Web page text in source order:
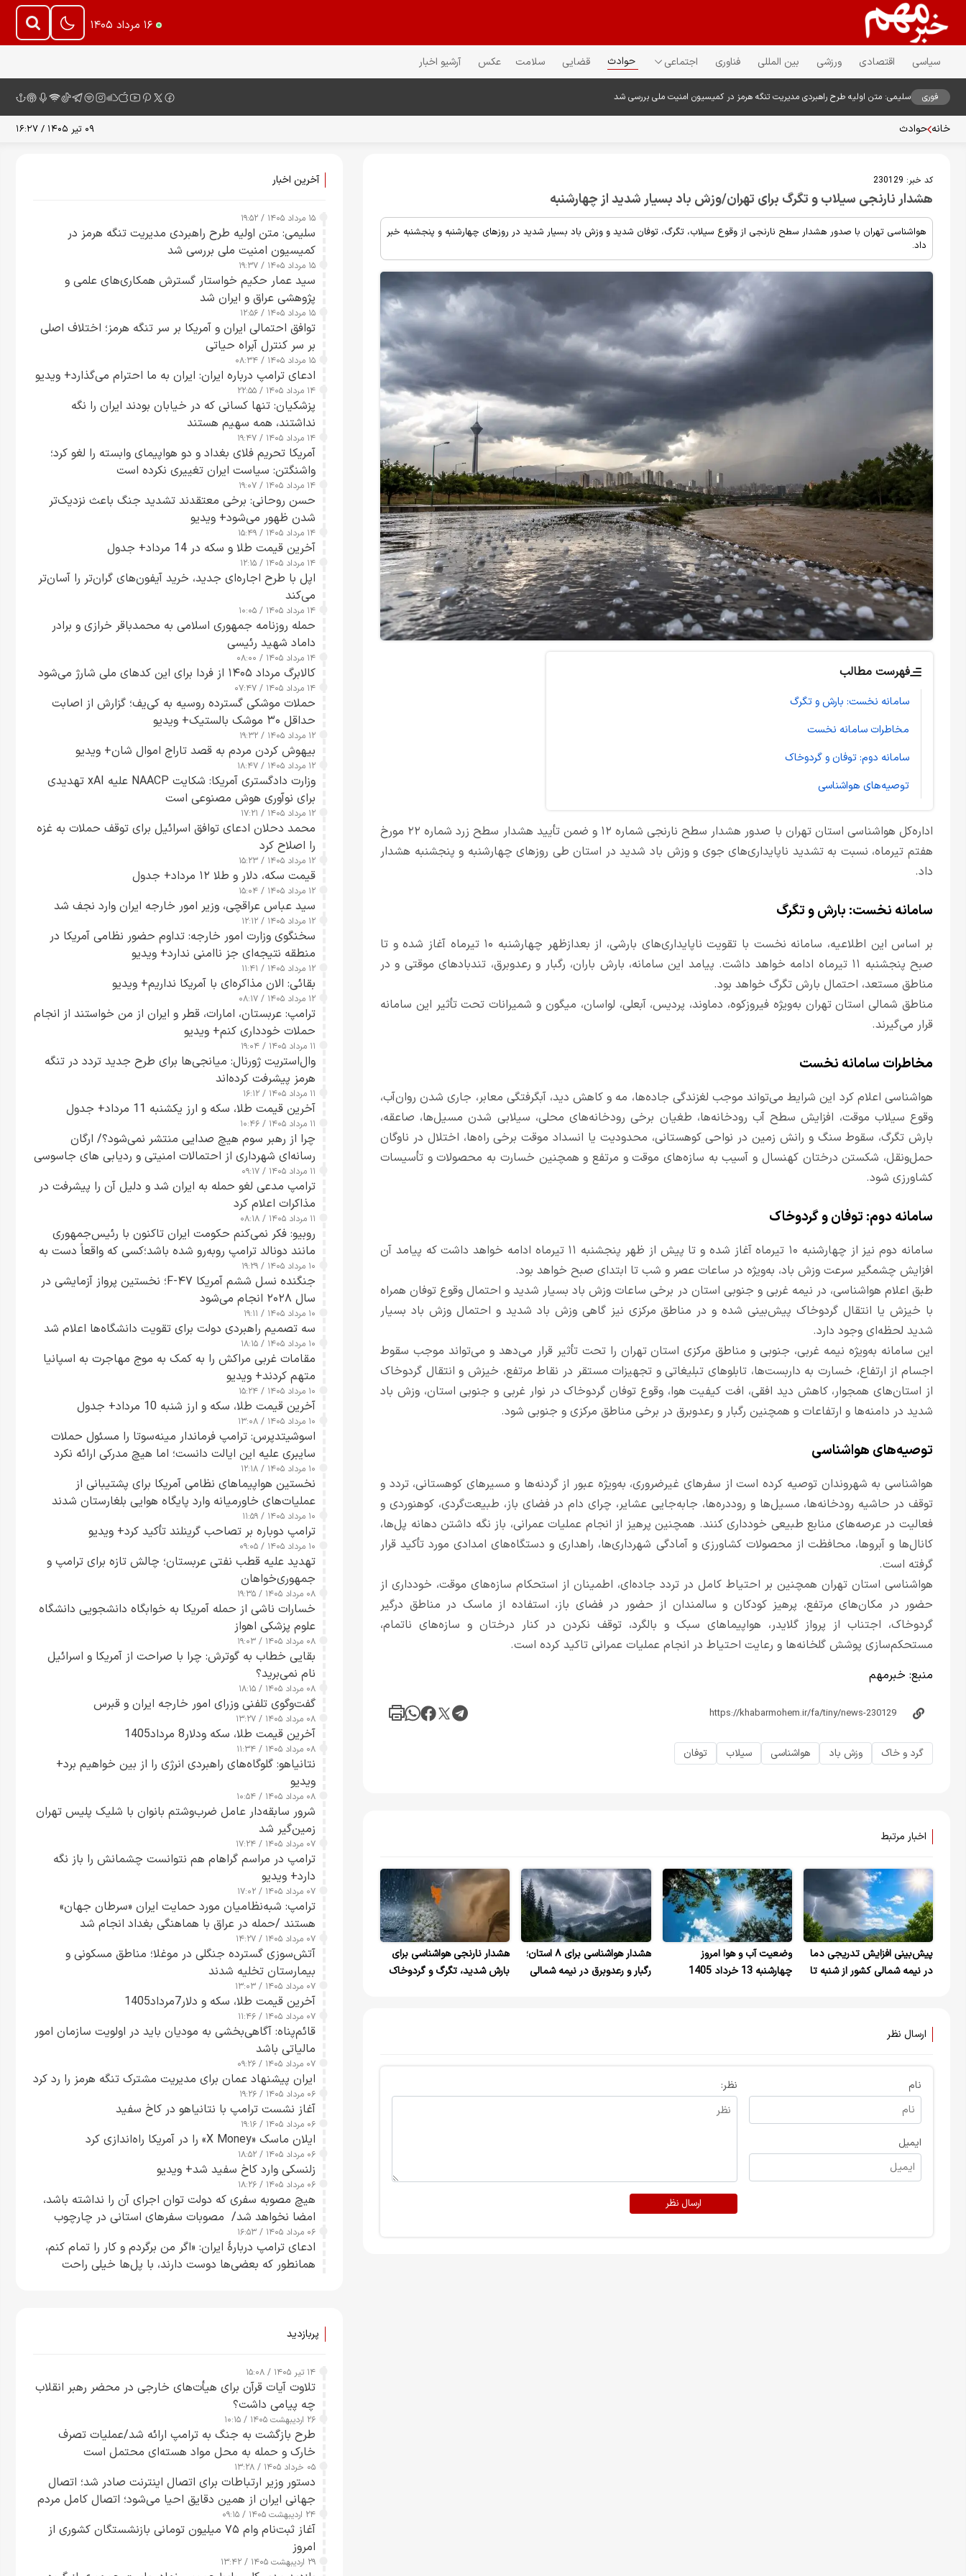
۱۶ مرداد ۱۴۰۵
سیاسی اقتصادی ورزشی بین المللی فناوری اجتماعی حوادث قضایی سلامت عکس آرشیو اخبار
فوری سلیمی: متن اولیه طرح راهبردی مدیریت تنگه هرمز در کمیسیون امنیت ملی بررسی شد
خانه حوادث ۰۹ تیر ۱۴۰۵ / ۱۶:۲۷
کد خبر: 230129
هشدار نارنجی سیلاب و تگرگ برای تهران/وزش باد بسیار شدید از چهارشنبه
هواشناسی تهران با صدور هشدار سطح نارنجی از وقوع سیلاب، تگرگ، توفان شدید و وزش باد بسیار شدید در روزهای چهارشنبه و پنجشنبه خبر
داد.
فهرست مطالب
سامانه نخست: بارش و تگرگ
مخاطرات سامانه نخست
سامانه دوم: توفان و گردوخاک
توصیه‌های هواشناسی
اداره‌کل هواشناسی استان تهران با صدور هشدار سطح نارنجی شماره ۱۲ و ضمن تأیید هشدار سطح زرد شماره ۲۲ مورخ
هفتم تیرماه، نسبت به تشدید ناپایداری‌های جوی و وزش باد شدید در استان طی روزهای چهارشنبه و پنجشنبه هشدار
داد.
سامانه نخست: بارش و تگرگ
بر اساس این اطلاعیه، سامانه نخست با تقویت ناپایداری‌های بارشی، از بعدازظهر چهارشنبه ۱۰ تیرماه آغاز شده و تا
صبح پنجشنبه ۱۱ تیرماه ادامه خواهد داشت. پیامد این سامانه، بارش باران، رگبار و رعدوبرق، تندبادهای موقتی و در
مناطق مستعد، احتمال بارش تگرگ خواهد بود.
مناطق شمالی استان تهران به‌ویژه فیروزکوه، دماوند، پردیس، آبعلی، لواسان، میگون و شمیرانات تحت تأثیر این سامانه
قرار می‌گیرند.
مخاطرات سامانه نخست
هواشناسی اعلام کرد این شرایط می‌تواند موجب لغزندگی جاده‌ها، مه و کاهش دید، آبگرفتگی معابر، جاری شدن روان‌آب،
وقوع سیلاب موقت، افزایش سطح آب رودخانه‌ها، طغیان برخی رودخانه‌های محلی، سیلابی شدن مسیل‌ها، صاعقه،
بارش تگرگ، سقوط سنگ و رانش زمین در نواحی کوهستانی، محدودیت یا انسداد موقت برخی راه‌ها، اختلال در ناوگان
حمل‌ونقل، شکستن درختان کهنسال و آسیب به سازه‌های موقت و مرتفع و همچنین خسارت به محصولات و تأسیسات
کشاورزی شود.
سامانه دوم: توفان و گردوخاک
سامانه دوم نیز از چهارشنبه ۱۰ تیرماه آغاز شده و تا پیش از ظهر پنجشنبه ۱۱ تیرماه ادامه خواهد داشت که پیامد آن
افزایش چشمگیر سرعت وزش باد، به‌ویژه در ساعات عصر و شب تا ابتدای صبح خواهد بود.
طبق اعلام هواشناسی، در نیمه غربی و جنوبی استان در برخی ساعات وزش باد بسیار شدید و احتمال وقوع توفان همراه
با خیزش یا انتقال گردوخاک پیش‌بینی شده و در مناطق مرکزی نیز گاهی وزش باد شدید و احتمال وزش باد بسیار
شدید لحظه‌ای وجود دارد.
این سامانه به‌ویژه نیمه غربی، جنوبی و مناطق مرکزی استان تهران را تحت تأثیر قرار می‌دهد و می‌تواند موجب سقوط
اجسام از ارتفاع، خسارت به داربست‌ها، تابلوهای تبلیغاتی و تجهیزات مستقر در نقاط مرتفع، خیزش و انتقال گردوخاک
از استان‌های همجوار، کاهش دید افقی، افت کیفیت هوا، وقوع توفان گردوخاک در نوار غربی و جنوبی استان، وزش باد
شدید در دامنه‌ها و ارتفاعات و همچنین رگبار و رعدوبرق در برخی مناطق مرکزی و جنوبی شود.
توصیه‌های هواشناسی
هواشناسی به شهروندان توصیه کرده است از سفرهای غیرضروری، به‌ویژه عبور از گردنه‌ها و مسیرهای کوهستانی، تردد و
توقف در حاشیه رودخانه‌ها، مسیل‌ها و روددره‌ها، جابه‌جایی عشایر، چرای دام در فضای باز، طبیعت‌گردی، کوهنوردی و
فعالیت در عرصه‌های منابع طبیعی خودداری کنند. همچنین پرهیز از انجام عملیات عمرانی، باز نگه داشتن دهانه پل‌ها،
کانال‌ها و آبروها، محافظت از محصولات کشاورزی و آمادگی شهرداری‌ها، راهداری و دستگاه‌های امدادی مورد تأکید قرار
گرفته است.
هواشناسی استان تهران همچنین بر احتیاط کامل در تردد جاده‌ای، اطمینان از استحکام سازه‌های موقت، خودداری از
حضور در مکان‌های مرتفع، پرهیز کودکان و سالمندان از حضور در فضای باز، استفاده از ماسک در مناطق درگیر
گردوخاک، اجتناب از پرواز گلایدر، هواپیماهای سبک و بالگرد، توقف نکردن در کنار درختان و سازه‌های ناتمام،
مستحکم‌سازی پوشش گلخانه‌ها و رعایت احتیاط در انجام عملیات عمرانی تاکید کرده است.
منبع: خبر‌مهم
گرد و خاک وزش باد هواشناسی سیلاب توفان
اخبار مرتبط
پیش‌بینی افزایش تدریجی دما
در نیمه شمالی کشور از شنبه تا
وضعیت آب و هوا امروز
چهارشنبه 13 خرداد 1405
هشدار هواشناسی برای ۸ استان؛
رگبار و رعدوبرق در نیمه شمالی
هشدار نارنجی هواشناسی برای
بارش شدید، تگرگ و گردوخاک
ارسال نظر
نام
ایمیل
نظر:
ارسال نظر
آخرین اخبار
۱۵ مرداد ۱۴۰۵ / ۱۹:۵۲
سلیمی: متن اولیه طرح راهبردی مدیریت تنگه هرمز در
کمیسیون امنیت ملی بررسی شد
۱۵ مرداد ۱۴۰۵ / ۱۹:۳۷
سید عمار حکیم خواستار گسترش همکاری‌های علمی و
پژوهشی عراق و ایران شد
۱۵ مرداد ۱۴۰۵ / ۱۲:۵۶
توافق احتمالی ایران و آمریکا بر سر تنگه هرمز؛ اختلاف اصلی
بر سر کنترل آبراه حیاتی
۱۵ مرداد ۱۴۰۵ / ۰۸:۳۴
ادعای ترامپ درباره ایران: ایران به ما احترام می‌گذارد+ ویدیو
۱۴ مرداد ۱۴۰۵ / ۲۲:۵۵
پزشکیان: تنها کسانی که در خیابان بودند ایران را نگه
نداشتند، همه سهیم هستند
۱۴ مرداد ۱۴۰۵ / ۱۹:۴۷
آمریکا تحریم فلای بغداد و دو هواپیمای وابسته را لغو کرد؛
واشنگتن: سیاست ایران تغییری نکرده است
۱۴ مرداد ۱۴۰۵ / ۱۹:۰۷
حسن روحانی: برخی معتقدند تشدید جنگ باعث نزدیک‌تر
شدن ظهور می‌شود+ ویدیو
۱۴ مرداد ۱۴۰۵ / ۱۵:۴۹
آخرین قیمت طلا و سکه در 14 مرداد+ جدول
۱۴ مرداد ۱۴۰۵ / ۱۲:۱۵
اپل با طرح اجاره‌ای جدید، خرید آیفون‌های گران‌تر را آسان‌تر
می‌کند
۱۴ مرداد ۱۴۰۵ / ۱۰:۰۵
حمله روزنامه جمهوری اسلامی به محمدباقر خرازی و برادر
داماد شهید رئیسی
۱۴ مرداد ۱۴۰۵ / ۰۸:۰۰
کالابرگ مرداد ۱۴۰۵ از فردا برای این کدهای ملی شارژ می‌شود
۱۴ مرداد ۱۴۰۵ / ۰۷:۴۷
حملات موشکی گسترده روسیه به کی‌یف؛ گزارش از اصابت
حداقل ۳۰ موشک بالستیک+ ویدیو
۱۲ مرداد ۱۴۰۵ / ۱۹:۳۲
بیهوش کردن مردم به قصد تاراج اموال شان+ ویدیو
۱۲ مرداد ۱۴۰۵ / ۱۸:۴۷
وزارت دادگستری آمریکا: شکایت NAACP علیه xAI تهدیدی
برای نوآوری هوش مصنوعی است
۱۲ مرداد ۱۴۰۵ / ۱۷:۲۱
محمد دحلان ادعای توافق اسرائیل برای توقف حملات به غزه
را اصلاح کرد
۱۲ مرداد ۱۴۰۵ / ۱۵:۲۳
قیمت سکه، دلار و طلا ۱۲ مرداد+ جدول
۱۲ مرداد ۱۴۰۵ / ۱۵:۰۴
سید عباس عراقچی، وزیر امور خارجه ایران وارد نجف شد
۱۲ مرداد ۱۴۰۵ / ۱۲:۱۲
سخنگوی وزارت امور خارجه: تداوم حضور نظامی آمریکا در
منطقه نتیجه‌ای جز ناامنی ندارد+ ویدیو
۱۲ مرداد ۱۴۰۵ / ۱۱:۴۱
بقائی: الان مذاکره‌ای با آمریکا نداریم+ ویدیو
۱۲ مرداد ۱۴۰۵ / ۰۸:۱۷
ترامپ: عربستان، امارات، قطر و ایران از من خواستند از انجام
حملات خودداری کنم+ ویدیو
۱۱ مرداد ۱۴۰۵ / ۱۹:۰۴
وال‌استریت ژورنال: میانجی‌ها برای طرح جدید تردد در تنگه
هرمز پیشرفت کرده‌اند
۱۱ مرداد ۱۴۰۵ / ۱۶:۱۲
آخرین قیمت طلا، سکه و ارز یکشنبه 11 مرداد+ جدول
۱۱ مرداد ۱۴۰۵ / ۱۰:۴۶
چرا از رهبر سوم هیچ صدایی منتشر نمی‌شود؟/ ارگان
رسانه‌ای شهرداری از احتمالات امنیتی و ردیابی های جاسوسی
گفت
۱۱ مرداد ۱۴۰۵ / ۰۹:۱۷
ترامپ مدعی لغو حمله به ایران شد و دلیل آن را پیشرفت در
مذاکرات اعلام کرد
۱۱ مرداد ۱۴۰۵ / ۰۸:۱۸
روبیو: فکر نمی‌کنم حکومت ایران تاکنون با رئیس‌جمهوری
مانند دونالد ترامپ روبه‌رو شده باشد؛کسی که واقعاً دست به
اقدام می‌زند
۱۰ مرداد ۱۴۰۵ / ۱۹:۲۹
جنگنده نسل ششم آمریکا F-۴۷؛ نخستین پرواز آزمایشی در
سال ۲۰۲۸ انجام می‌شود
۱۰ مرداد ۱۴۰۵ / ۱۹:۱۱
سه تصمیم راهبردی دولت برای تقویت دانشگاه‌ها اعلام شد
۱۰ مرداد ۱۴۰۵ / ۱۸:۱۵
مقامات غربی مراکش را به کمک به موج مهاجرت به اسپانیا
متهم کردند+ ویدیو
۱۰ مرداد ۱۴۰۵ / ۱۵:۲۴
آخرین قیمت طلا، سکه و ارز شنبه 10 مرداد+ جدول
۱۰ مرداد ۱۴۰۵ / ۱۳:۰۸
اسوشیتدپرس: ترامپ فرماندار مینه‌سوتا را مسئول حملات
سایبری علیه این ایالت دانست؛ اما هیچ مدرکی ارائه نکرد
۱۰ مرداد ۱۴۰۵ / ۱۲:۱۸
نخستین هواپیماهای نظامی آمریکا برای پشتیبانی از
عملیات‌های خاورمیانه وارد پایگاه هوایی بلغارستان شدند
۱۰ مرداد ۱۴۰۵ / ۱۱:۵۹
ترامپ دوباره بر تصاحب گرینلند تأکید کرد+ ویدیو
۱۰ مرداد ۱۴۰۵ / ۰۹:۰۵
تهدید علیه قطب نفتی عربستان؛ چالش تازه برای ترامپ و
جمهوری‌خواهان
۰۸ مرداد ۱۴۰۵ / ۱۹:۳۵
خسارات ناشی از حمله آمریکا به خوابگاه دانشجویی دانشگاه
علوم پزشکی اهواز
۰۸ مرداد ۱۴۰۵ / ۱۹:۰۳
بقایی خطاب به گوترش: چرا با صراحت از آمریکا و اسرائیل
نام نمی‌برید؟
۰۸ مرداد ۱۴۰۵ / ۱۸:۱۵
گفت‌وگوی تلفنی وزرای امور خارجه ایران و قبرس
۰۸ مرداد ۱۴۰۵ / ۱۳:۲۷
آخرین قیمت طلا، سکه ودلار8 مرداد1405
۰۸ مرداد ۱۴۰۵ / ۱۱:۳۴
نتانیاهو: گلوگاه‌های راهبردی انرژی را از بین خواهیم برد+
ویدیو
۰۸ مرداد ۱۴۰۵ / ۱۰:۵۴
شرور سابقه‌دار عامل ضرب‌وشتم بانوان با شلیک پلیس تهران
زمین‌گیر شد
۰۷ مرداد ۱۴۰۵ / ۱۷:۲۴
ترامپ در مراسم گراهام هم نتوانست چشمانش را باز نگه
دارد+ ویدیو
۰۷ مرداد ۱۴۰۵ / ۱۷:۰۲
ترامپ: شبه‌نظامیان مورد حمایت ایران «سرطان جهان»
هستند /حمله در عراق با هماهنگی بغداد انجام شد
۰۷ مرداد ۱۴۰۵ / ۱۴:۲۷
آتش‌سوزی گسترده جنگلی در موغلا؛ مناطق مسکونی و
بیمارستان تخلیه شدند
۰۷ مرداد ۱۴۰۵ / ۱۳:۰۳
آخرین قیمت طلا، سکه و دلار7مرداد1405
۰۷ مرداد ۱۴۰۵ / ۱۱:۴۶
قائم‌پناه: آگاهی‌بخشی به مودیان باید در اولویت سازمان امور
مالیاتی باشد
۰۷ مرداد ۱۴۰۵ / ۰۹:۲۶
ایران پیشنهاد عمان برای مدیریت مشترک تنگه هرمز را رد کرد
۰۶ مرداد ۱۴۰۵ / ۱۹:۲۶
آغاز نشست ترامپ با نتانیاهو در کاخ سفید
۰۶ مرداد ۱۴۰۵ / ۱۹:۱۶
ایلان ماسک «X Money» را در آمریکا راه‌اندازی کرد
۰۶ مرداد ۱۴۰۵ / ۱۸:۵۲
زلنسکی وارد کاخ سفید شد+ ویدیو
۰۶ مرداد ۱۴۰۵ / ۱۸:۲۶
هیچ مصوبه سفری که دولت توان اجرای آن را نداشته باشد،
امضا نخواهد شد/ مصوبات سفرهای استانی در چارچوب
قانون بودجه است+ عکس
۰۶ مرداد ۱۴۰۵ / ۱۶:۵۳
ادعای ترامپ دربارهٔ ایران: «اگر من برگردم و کار را تمام کنم،
همانطور که بعضی‌ها دوست دارند، با پل‌ها خیلی راحت
پربازدید
۱۴ تیر ۱۴۰۵ / ۱۵:۰۸
تلاوت آیات قرآن برای هیأت‌های خارجی در محضر رهبر انقلاب
چه پیامی داشت؟
۲۶ اردیبهشت ۱۴۰۵ / ۱۰:۱۵
طرح‌ بازگشت به جنگ به ترامپ ارائه شد/عملیات تصرف
خارک و حمله به محل مواد هسته‌ای محتمل است
۰۵ خرداد ۱۴۰۵ / ۱۳:۲۸
دستور وزیر ارتباطات برای اتصال اینترنت صادر شد؛ اتصال
جهانی ایران از همین دقایق احیا می‌شود؛ اتصال کامل مردم
تا ۲۴ ساعت آینده
۲۴ اردیبهشت ۱۴۰۵ / ۰۹:۱۵
آغاز ثبت‌نام وام ۷۵ میلیون تومانی بازنشستگان کشوری از
امروز
۲۹ اردیبهشت ۱۴۰۵ / ۱۳:۴۲